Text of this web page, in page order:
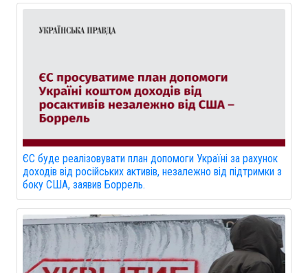
ЄС буде реалізовувати план допомоги Україні за рахунок
доходів від російських активів, незалежно від підтримки з
боку США, заявив Боррель.